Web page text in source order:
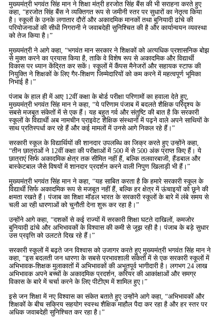
मुख्यमंत्री भगवंत सिंह मान ने शिक्षा मंत्री हरजोत सिंह बैंस की भी सराहना करते हुए
कहा, “हरजोत सिंह बैंस ने व्यक्तिगत रूप से जमीनी स्तर पर सुधारों का नेतृत्व किया
है। स्कूलों के उनके लगातार दौरों और अकादमिक मानकों तथा बुनियादी ढांचे की
परियोजनाओं की सीधी निगरानी ने जवाबदेही सुनिश्चित की है और कार्यान्वयन व्यवस्था
को तेज किया है।”
मुख्यमंत्री ने आगे कहा, “भगवंत मान सरकार ने शिक्षकों को अत्यधिक प्रशासनिक बोझ
से मुक्त करने का प्रयास किया है, ताकि वे विशेष रूप से अकादमिक और विद्यार्थी
विकास पर ध्यान केंद्रित कर सकें। स्कूलों में कैंपस मैनेजरों और सहायक स्टाफ की
नियुक्ति ने शिक्षकों के लिए गैर-शिक्षण जिम्मेदारियों को कम करने में महत्वपूर्ण भूमिका
निभाई है।”
पंजाब के हाल ही में आए 12वीं कक्षा के बोर्ड परीक्षा परिणामों का हवाला देते हुए,
मुख्यमंत्री भगवंत सिंह मान ने कहा, “ये परिणाम पंजाब में बदलते शैक्षिक परिदृश्य के
सबसे मजबूत संकेतों में से एक हैं। यह बहुत गर्व और संतुष्टि की बात है कि सरकारी
स्कूलों के विद्यार्थी अब नामचीन प्राइवेट शैक्षिक संस्थानों में पढ़ने वाले अपने साथियों के
साथ प्रतिस्पर्धा कर रहे हैं और कई मामलों में उनसे आगे निकल रहे हैं।”
सरकारी स्कूल के विद्यार्थियों की शानदार उपलब्धि का जिक्र करते हुए उन्होंने कहा,
“तीन छात्राओं ने 12वीं कक्षा की परीक्षाओं में 500 में से 500 अंक प्राप्त किए हैं। ये
छात्राएं सिर्फ अकादमिक क्षेत्र तक सीमित नहीं हैं, बल्कि तलवारबाजी, हैंडबाल और
बास्केटबाल जैसे विषयों में शानदार प्रदर्शन करने वाली निपुण खिलाड़ी भी हैं।”
मुख्यमंत्री भगवंत सिंह मान ने कहा, “यह साबित करता है कि हमारे सरकारी स्कूल के
विद्यार्थी सिर्फ अकादमिक रूप से मजबूत नहीं हैं, बल्कि हर क्षेत्र में ऊंचाइयों को छूने की
क्षमता रखते हैं। पंजाब का शिक्षा मॉडल भारत के सरकारी स्कूलों के बारे में लंबे समय से
चली आ रही धारणाओं को चुनौती देना शुरू कर रहा है।”
उन्होंने आगे कहा, “दशकों से कई राज्यों में सरकारी शिक्षा घटते दाखिलों, कमजोर
बुनियादी ढांचे और अभिभावकों के विश्वास की कमी से जूझ रही है। पंजाब के बड़े सुधार
उस प्रवृत्ति को उलटते दिख रहे हैं।”
सरकारी स्कूलों में बढ़ते जन विश्वास को उजागर करते हुए मुख्यमंत्री भगवंत सिंह मान ने
कहा, “इस बदलती जन धारणा के सबसे प्रभावशाली संकेतों में से एक सरकारी स्कूलों में
अभिभावक-शिक्षक मुलाकातों में अभिभावकों की अभूतपूर्व भागीदारी है। लगभग 24 लाख
अभिभावक अपने बच्चों के अकादमिक प्रदर्शन, करियर की आकांक्षाओं और समग्र
विकास के बारे में चर्चा करने के लिए पीटीएम में शामिल हुए।”
इसे जन शिक्षा में नए विश्वास का संकेत बताते हुए उन्होंने आगे कहा, “अभिभावकों और
शिक्षकों के बीच सक्रिय सहयोग स्वस्थ शैक्षिक माहौल पैदा कर रहा है और हर स्तर पर
अधिक जवाबदेही सुनिश्चित कर रहा है।”